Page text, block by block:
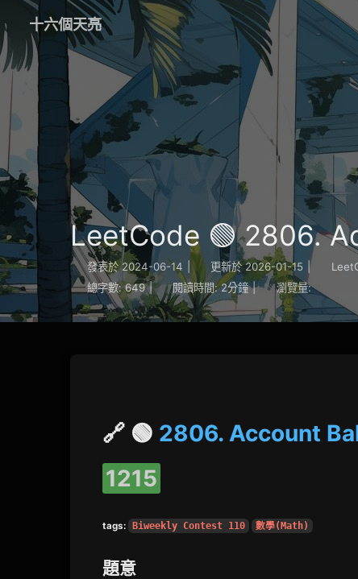
十六個天亮
LeetCode 🟢 2806.
發表於 2024-06-14 更新於 2026-01-15 |
總字數: 649 | 閱讀時間: 2分鐘 | 瀏覽量:
🔗 🟢 2806. Account
1215
tags: Biweekly Contest 110 數學(Math)
題意